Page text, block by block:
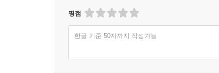
평점
한글 기준 50자까지 작성가능